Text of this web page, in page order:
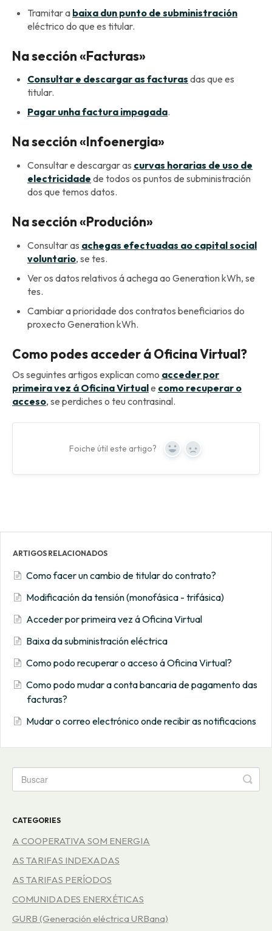
Tramitar a baixa dun punto de subministración
eléctrico do que es titular.
Na sección «Facturas»
Consultar e descargar as facturas das que es
titular.
Pagar unha factura impagada.
Na sección «Infoenergia»
Consultar e descargar as curvas horarias de uso de
electricidade de todos os puntos de subministración
dos que temos datos.
Na sección «Produción»
Consultar as achegas efectuadas ao capital social
voluntario, se tes.
Ver os datos relativos á achega ao Generation kWh, se
tes.
Cambiar a prioridade dos contratos beneficiarios do
proxecto Generation kWh.
Como podes acceder á Oficina Virtual?
Os seguintes artigos explican como acceder por
primeira vez á Oficina Virtuale como recuperar o
acceso, se perdiches o teu contrasinal.
Foiche útil este artigo? Yes No
ARTIGOS RELACIONADOS
Como facer un cambio de titular do contrato?
Modificación da tensión (monofásica - trifásica)
Acceder por primeira vez á Oficina Virtual
Baixa da subministración eléctrica
Como podo recuperar o acceso á Oficina Virtual?
Como podo mudar a conta bancaria de pagamento das
facturas?
Mudar o correo electrónico onde recibir as notificacions
CATEGORIES
A COOPERATIVA SOM ENERGIA
AS TARIFAS INDEXADAS
AS TARIFAS PERÍODOS
COMUNIDADES ENERXÉTICAS
GURB (Generación eléctrica URBana)